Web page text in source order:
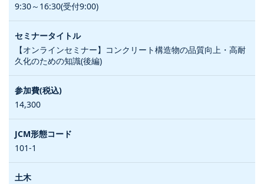
9:30～16:30(受付9:00)
【オンラインセミナー】コンクリート構造物の品質向上・高耐
久化のための知識(後編)
14,300
101-1